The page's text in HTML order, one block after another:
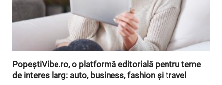
PopeștiVibe.ro, o platformă editorială pentru teme
de interes larg: auto, business, fashion și travel